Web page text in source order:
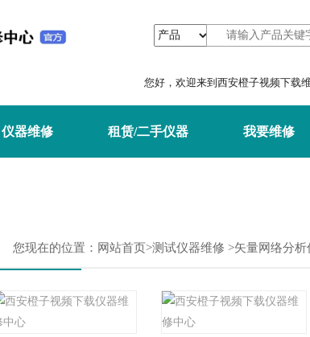
您好，欢迎来到西安橙子视频下载维
仪器维修 租赁/二手仪器 我要维修
您现在的位置： 网站首页>测试仪器维修 >矢量网络分析